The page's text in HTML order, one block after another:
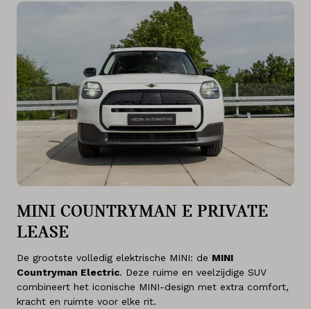
MINI COUNTRYMAN E PRIVATE
LEASE
De grootste volledig elektrische MINI: de MINI
Countryman Electric. Deze ruime en veelzijdige SUV
combineert het iconische MINI-design met extra comfort,
kracht en ruimte voor elke rit.